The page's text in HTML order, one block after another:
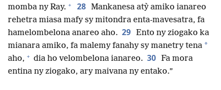
momba ny Ray. + 28 Mankanesa atỳ amiko ianareo
rehetra miasa mafy sy mitondra enta-mavesatra, fa
hamelombelona anareo aho. 29 Ento ny ziogako ka
mianara amiko, fa malemy fanahy sy manetry tena *
aho, + dia ho velombelona ianareo. 30 Fa mora
entina ny ziogako, ary maivana ny entako.”